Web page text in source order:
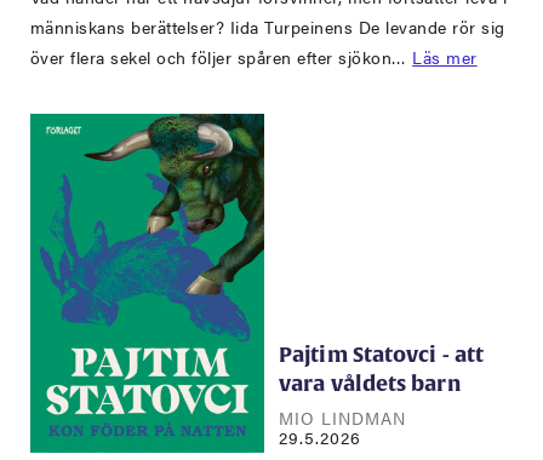
människans berättelser? Iida Turpeinens De levande rör sig
över flera sekel och följer spåren efter sjökon… Läs mer
Pajtim Statovci - att
vara våldets barn
MIO LINDMAN
29.5.2026